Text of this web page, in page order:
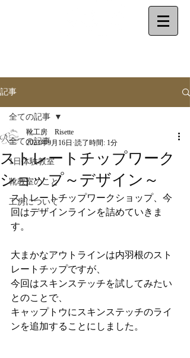
記事
全ての記事
1日体験教室
靴教室のこと
工房について
全ての記事
ストレートチップワーク
ショップ～デザイン～
靴工房 Risette
2023年9月16日 読了時間: 1分
ストレートチップワークショップ、今
回はデザインラインを詰めていきま
す。
大まかなアウトラインは内羽根のスト
レートチップですが、
今回はスキンステッチを試してみたい
とのことで、
キャップトウにスキンステッチのライ
ンを追加することにしました。